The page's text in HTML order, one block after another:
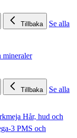
Tillbaka
Se alla
mineraler
Tillbaka
Se alla
Hår, hud och
3 PMS och